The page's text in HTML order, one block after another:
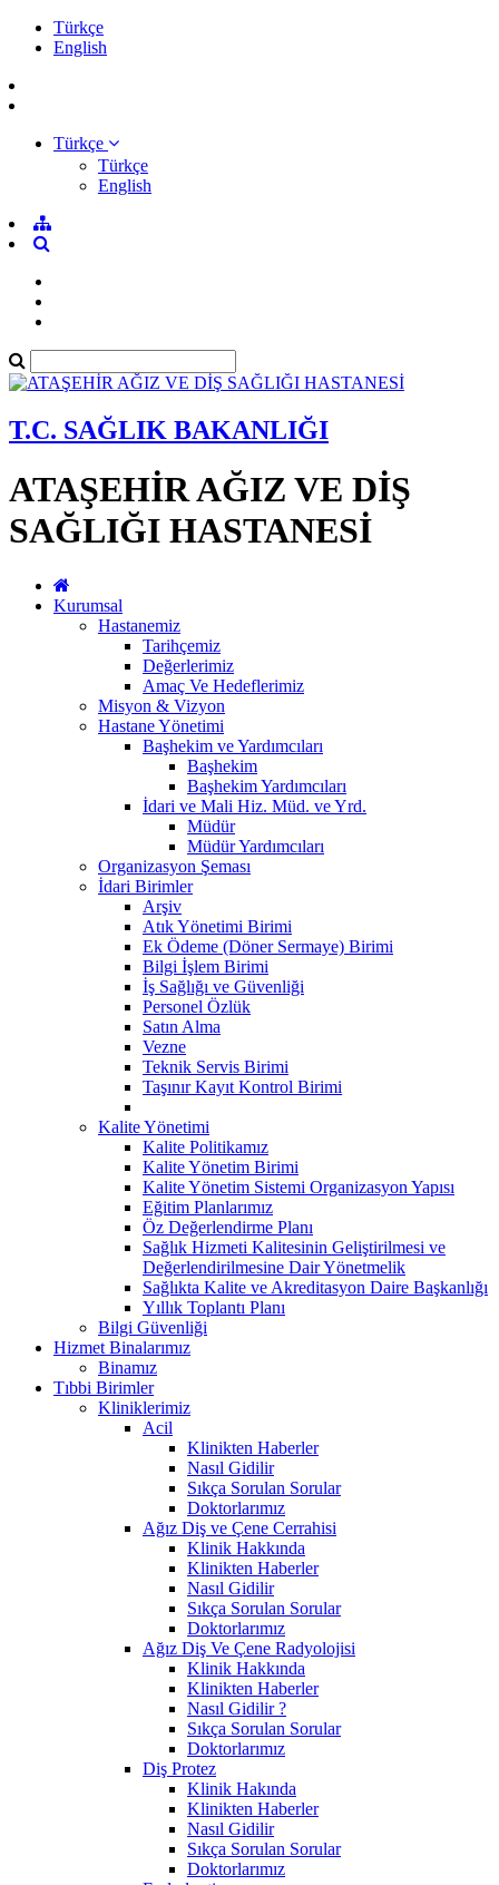
Türkçe
English
Türkçe
Türkçe
English
T.C. SAĞLIK BAKANLIĞI
ATAŞEHİR AĞIZ VE DİŞ
SAĞLIĞI HASTANESİ
Kurumsal
Hastanemiz
Tarihçemiz
Değerlerimiz
Amaç Ve Hedeflerimiz
Misyon & Vizyon
Hastane Yönetimi
Başhekim ve Yardımcıları
Başhekim
Başhekim Yardımcıları
İdari ve Mali Hiz. Müd. ve Yrd.
Müdür
Müdür Yardımcıları
Organizasyon Şeması
İdari Birimler
Arşiv
Atık Yönetimi Birimi
Ek Ödeme (Döner Sermaye) Birimi
Bilgi İşlem Birimi
İş Sağlığı ve Güvenliği
Personel Özlük
Satın Alma
Vezne
Teknik Servis Birimi
Taşınır Kayıt Kontrol Birimi
Kalite Yönetimi
Kalite Politikamız
Kalite Yönetim Birimi
Kalite Yönetim Sistemi Organizasyon Yapısı
Eğitim Planlarımız
Öz Değerlendirme Planı
Sağlık Hizmeti Kalitesinin Geliştirilmesi ve
Değerlendirilmesine Dair Yönetmelik
Sağlıkta Kalite ve Akreditasyon Daire Başkanlığı
Yıllık Toplantı Planı
Bilgi Güvenliği
Hizmet Binalarımız
Binamız
Tıbbi Birimler
Kliniklerimiz
Acil
Klinikten Haberler
Nasıl Gidilir
Sıkça Sorulan Sorular
Doktorlarımız
Ağız Diş ve Çene Cerrahisi
Klinik Hakkında
Klinikten Haberler
Nasıl Gidilir
Sıkça Sorulan Sorular
Doktorlarımız
Ağız Diş Ve Çene Radyolojisi
Klinik Hakkında
Klinikten Haberler
Nasıl Gidilir ?
Sıkça Sorulan Sorular
Doktorlarımız
Diş Protez
Klinik Hakında
Klinikten Haberler
Nasıl Gidilir
Sıkça Sorulan Sorular
Doktorlarımız